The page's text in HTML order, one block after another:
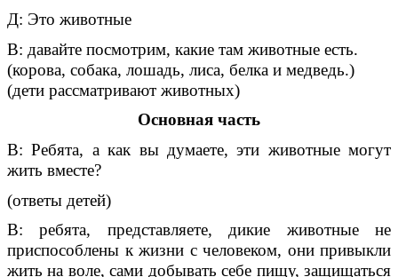
Д: Это животные
В: давайте посмотрим, какие там животные есть.
(корова, собака, лошадь, лиса, белка и медведь.)
(дети рассматривают животных)
Основная часть
В: Ребята, а как вы думаете, эти животные могут
жить вместе?
(ответы детей)
В: ребята, представляете, дикие животные не
приспособлены к жизни с человеком, они привыкли
жить на воле, сами добывать себе пищу, защищаться